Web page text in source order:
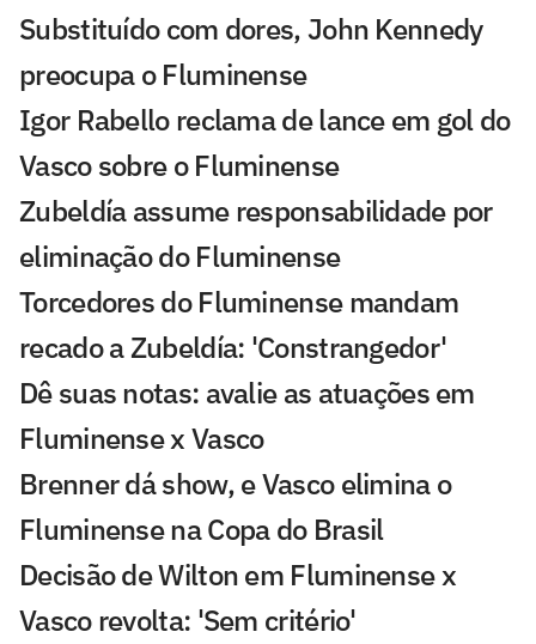
Substituído com dores, John Kennedy
preocupa o Fluminense
Igor Rabello reclama de lance em gol do
Vasco sobre o Fluminense
Zubeldía assume responsabilidade por
eliminação do Fluminense
Torcedores do Fluminense mandam
recado a Zubeldía: 'Constrangedor'
Dê suas notas: avalie as atuações em
Fluminense x Vasco
Brenner dá show, e Vasco elimina o
Fluminense na Copa do Brasil
Decisão de Wilton em Fluminense x
Vasco revolta: 'Sem critério'